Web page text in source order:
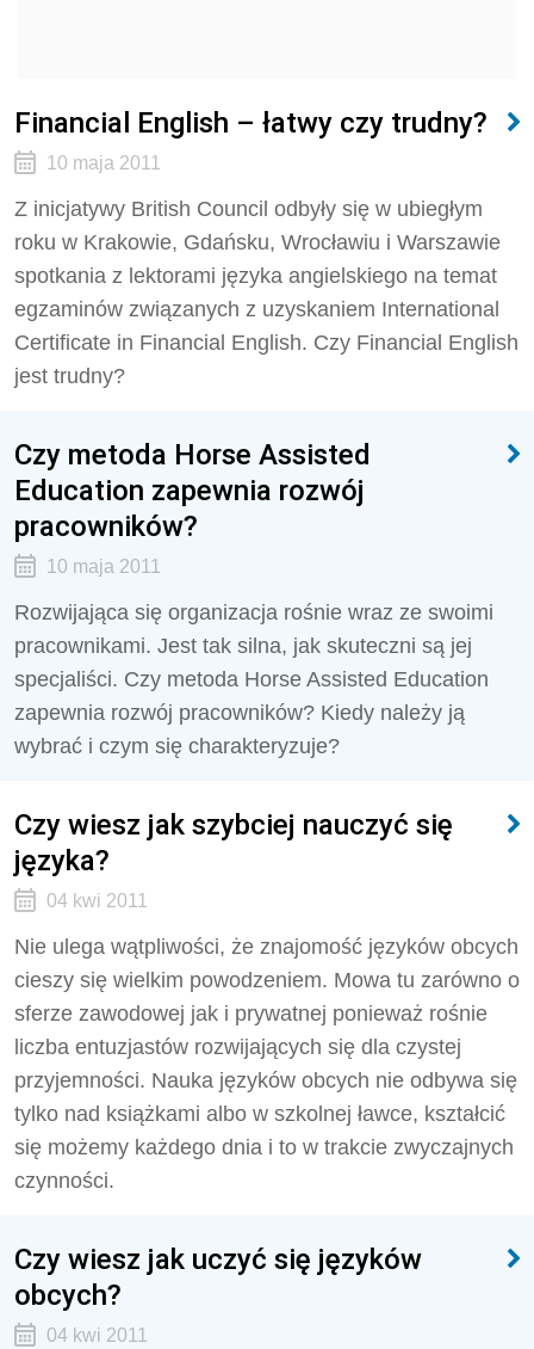
Financial English – łatwy czy trudny?
10 maja 2011
Z inicjatywy British Council odbyły się w ubiegłym
roku w Krakowie, Gdańsku, Wrocławiu i Warszawie
spotkania z lektorami języka angielskiego na temat
egzaminów związanych z uzyskaniem International
Certificate in Financial English. Czy Financial English
jest trudny?
Czy metoda Horse Assisted
Education zapewnia rozwój
pracowników?
10 maja 2011
Rozwijająca się organizacja rośnie wraz ze swoimi
pracownikami. Jest tak silna, jak skuteczni są jej
specjaliści. Czy metoda Horse Assisted Education
zapewnia rozwój pracowników? Kiedy należy ją
wybrać i czym się charakteryzuje?
Czy wiesz jak szybciej nauczyć się
języka?
04 kwi 2011
Nie ulega wątpliwości, że znajomość języków obcych
cieszy się wielkim powodzeniem. Mowa tu zarówno o
sferze zawodowej jak i prywatnej ponieważ rośnie
liczba entuzjastów rozwijających się dla czystej
przyjemności. Nauka języków obcych nie odbywa się
tylko nad książkami albo w szkolnej ławce, kształcić
się możemy każdego dnia i to w trakcie zwyczajnych
czynności.
Czy wiesz jak uczyć się języków
obcych?
04 kwi 2011